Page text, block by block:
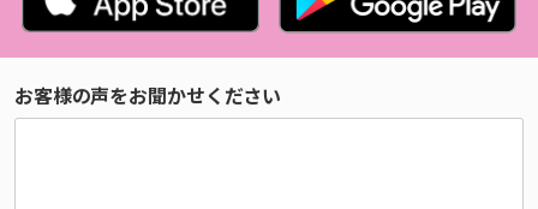
お客様の声をお聞かせください